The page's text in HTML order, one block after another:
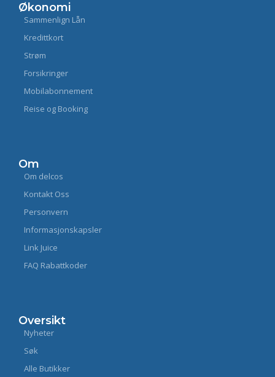
Økonomi
Sammenlign Lån
Kredittkort
Strøm
Forsikringer
Mobilabonnement
Reise og Booking
Om
Om delcos
Kontakt Oss
Personvern
Informasjonskapsler
Link Juice
FAQ Rabattkoder
Oversikt
Nyheter
Søk
Alle Butikker